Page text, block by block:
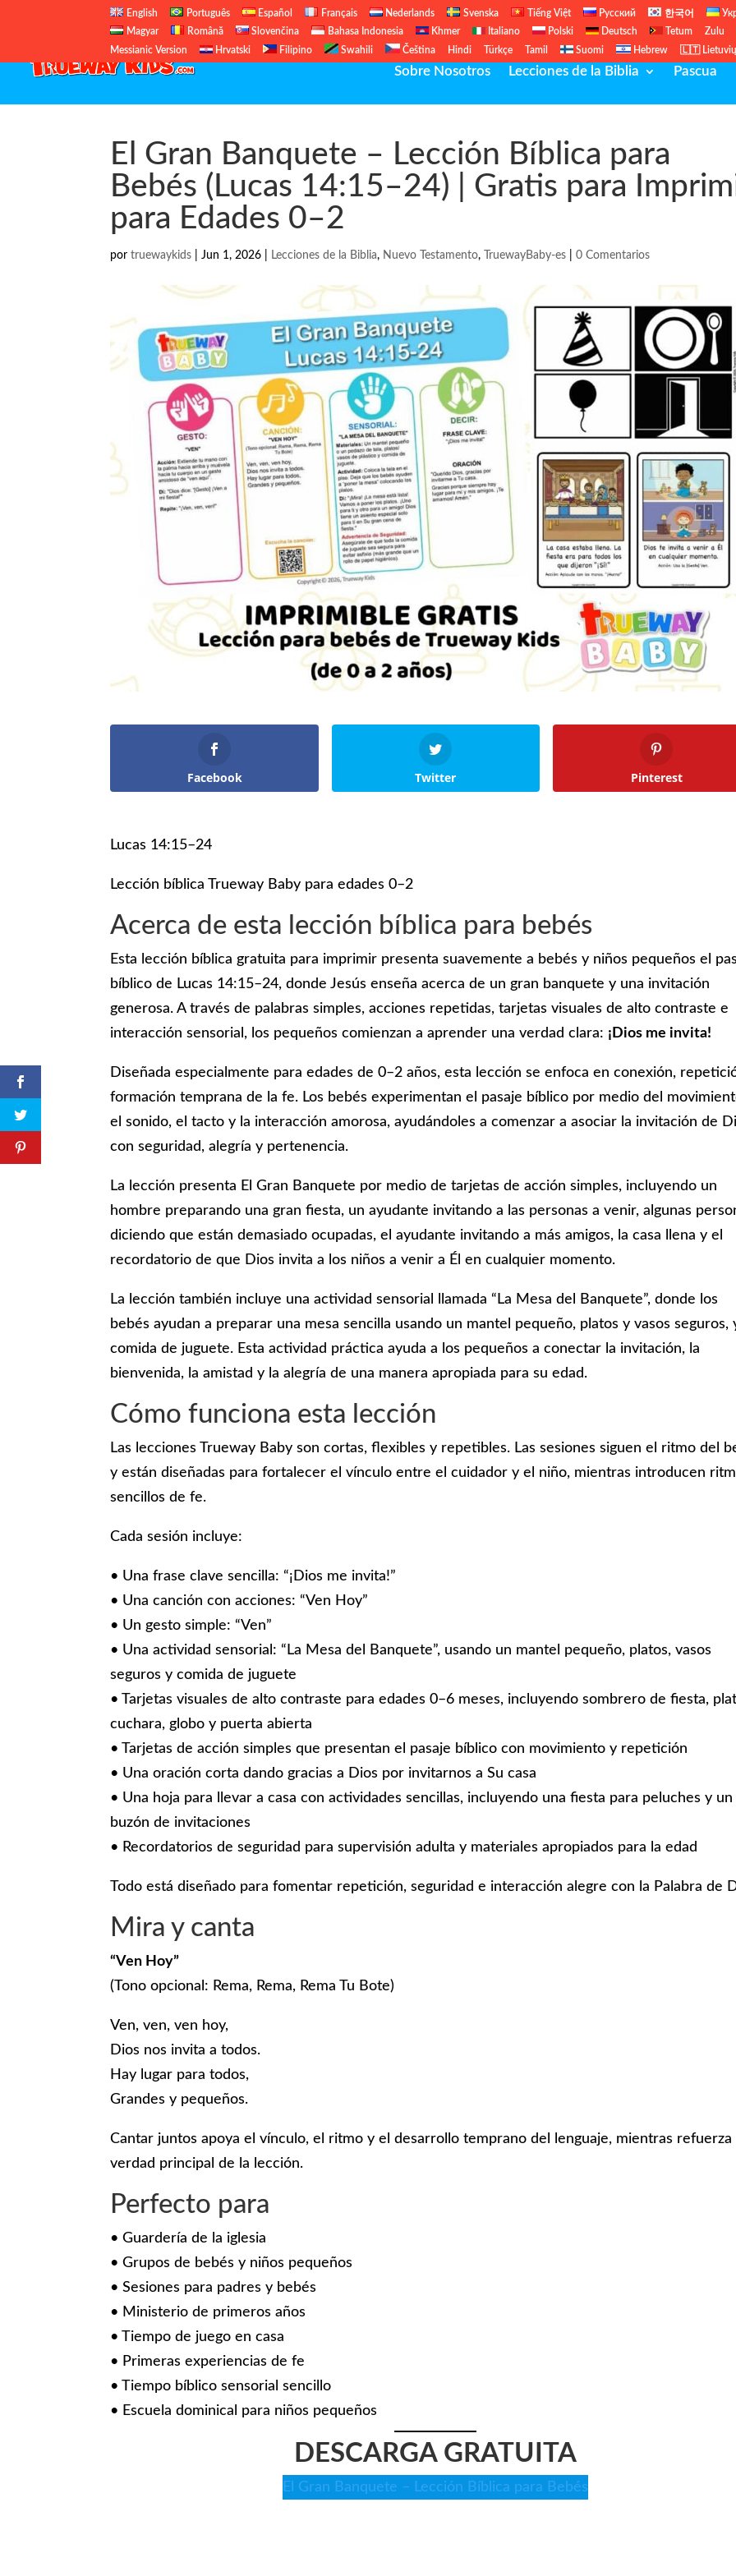
English Português Español Français Nederlands Svenska Tiếng Việt Русский 한국어
Magyar
Română Slovenčina Bahasa Indonesia Khmer Italiano Polski Deutsch Tetum Zulu
Messianic Version
Hrvatski Filipino Swahili Čeština Hindi Türkçe Tamil Suomi Hebrew 🇱🇹 Lietuvių
Sobre Nosotros Lecciones de la Biblia Pascua
El Gran Banquete – Lección Bíblica para
Bebés (Lucas 14:15–24) | Gratis para
para Edades 0–2
portruewaykids |Jun 1, 2026 Lecciones de la Biblia, Nuevo Testamento, TruewayBaby-es |0 Comentarios
Facebook Twitter Pinterest
Lucas 14:15–24
Lección bíblica Trueway Baby para edades 0–2
Acerca de esta lección bíblica para bebés
Esta lección bíblica gratuita para imprimir presenta suavemente a bebés y niños pequeños el
bíblico de Lucas 14:15–24, donde Jesús enseña acerca de un gran banquete y una invitación
generosa. A través de palabras simples, acciones repetidas, tarjetas visuales de alto contraste e
interacción sensorial, los pequeños comienzan a aprender una verdad clara: ¡Dios me invita!
Diseñada especialmente para edades de 0–2 años, esta lección se enfoca en conexión,
formación temprana de la fe. Los bebés experimentan el pasaje bíblico por medio del
el sonido, el tacto y la interacción amorosa, ayudándoles a comenzar a asociar la invitación de
con seguridad, alegría y pertenencia.
La lección presenta El Gran Banquete por medio de tarjetas de acción simples, incluyendo un
hombre preparando una gran fiesta, un ayudante invitando a las personas a venir, algunas
diciendo que están demasiado ocupadas, el ayudante invitando a más amigos, la casa llena y el
recordatorio de que Dios invita a los niños a venir a Él en cualquier momento.
La lección también incluye una actividad sensorial llamada “La Mesa del Banquete”, donde los
bebés ayudan a preparar una mesa sencilla usando un mantel pequeño, platos y vasos seguros,
comida de juguete. Esta actividad práctica ayuda a los pequeños a conectar la invitación, la
bienvenida, la amistad y la alegría de una manera apropiada para su edad.
Cómo funciona esta lección
Las lecciones Trueway Baby son cortas, flexibles y repetibles. Las sesiones siguen el ritmo del
y están diseñadas para fortalecer el vínculo entre el cuidador y el niño, mientras introducen
sencillos de fe.
Cada sesión incluye:
• Una frase clave sencilla: “¡Dios me invita!”
• Una canción con acciones: “Ven Hoy”
• Un gesto simple: “Ven”
• Una actividad sensorial: “La Mesa del Banquete”, usando un mantel pequeño, platos, vasos
seguros y comida de juguete
• Tarjetas visuales de alto contraste para edades 0–6 meses, incluyendo sombrero de fiesta,
cuchara, globo y puerta abierta
• Tarjetas de acción simples que presentan el pasaje bíblico con movimiento y repetición
• Una oración corta dando gracias a Dios por invitarnos a Su casa
• Una hoja para llevar a casa con actividades sencillas, incluyendo una fiesta para peluches y un
buzón de invitaciones
• Recordatorios de seguridad para supervisión adulta y materiales apropiados para la edad
Todo está diseñado para fomentar repetición, seguridad e interacción alegre con la Palabra de
Mira y canta
“Ven Hoy”
(Tono opcional: Rema, Rema, Rema Tu Bote)
Ven, ven, ven hoy,
Dios nos invita a todos.
Hay lugar para todos,
Grandes y pequeños.
Cantar juntos apoya el vínculo, el ritmo y el desarrollo temprano del lenguaje, mientras refuerza
verdad principal de la lección.
Perfecto para
• Guardería de la iglesia
• Grupos de bebés y niños pequeños
• Sesiones para padres y bebés
• Ministerio de primeros años
• Tiempo de juego en casa
• Primeras experiencias de fe
• Tiempo bíblico sensorial sencillo
• Escuela dominical para niños pequeños
DESCARGA GRATUITA
El Gran Banquete – Lección Bíblica para Bebés